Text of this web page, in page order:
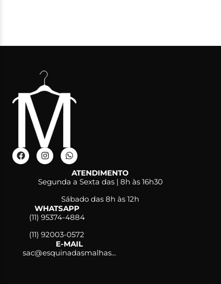
ATENDIMENTO
Segunda a Sexta das | 8h às 16h30
Sábado das 8h às 12h
WHATSAPP
(11) 95374-4884
(11) 92003-0572
E-MAIL
sac@esquinadasmalhas...